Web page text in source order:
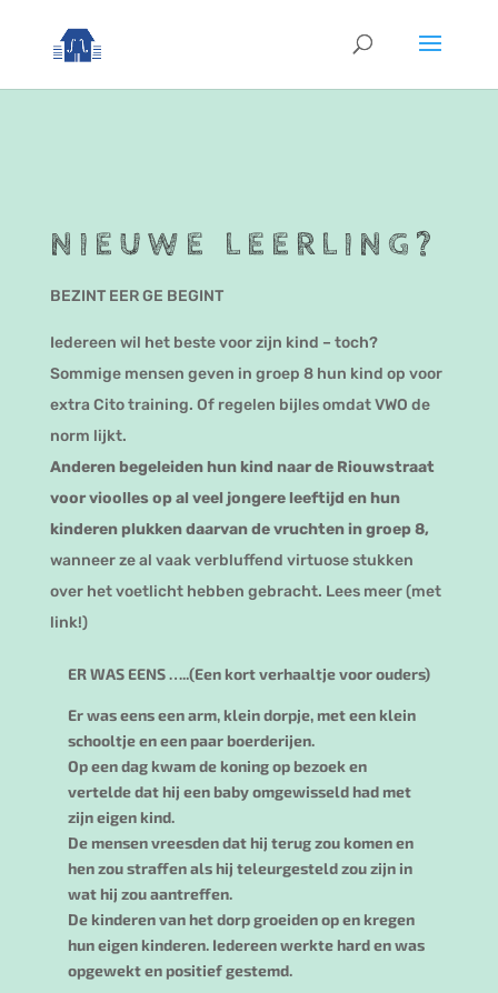
NIEUWE LEERLING?
BEZINT EER GE BEGINT
Iedereen wil het beste voor zijn kind – toch?
Sommige mensen geven in groep 8 hun kind op voor
extra Cito training. Of regelen bijles omdat VWO de
norm lijkt.
Anderen begeleiden hun kind naar de Riouwstraat
voor vioolles op al veel jongere leeftijd en hun
kinderen plukken daarvan de vruchten in groep 8,
wanneer ze al vaak verbluffend virtuose stukken
over het voetlicht hebben gebracht. Lees meer (met
link!)
ER WAS EENS …..(Een kort verhaaltje voor ouders)
Er was eens een arm, klein dorpje, met een klein
schooltje en een paar boerderijen.
Op een dag kwam de koning op bezoek en
vertelde dat hij een baby omgewisseld had met
zijn eigen kind.
De mensen vreesden dat hij terug zou komen en
hen zou straffen als hij teleurgesteld zou zijn in
wat hij zou aantreffen.
De kinderen van het dorp groeiden op en kregen
hun eigen kinderen. Iedereen werkte hard en was
opgewekt en positief gestemd.